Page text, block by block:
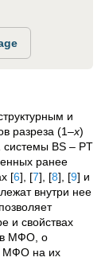
и
разреза (1–x)
системы BS – PT
ранее
[6] [7] [8] [9] и
внутри нее
и свойствах
в МФО, о
МФО на их